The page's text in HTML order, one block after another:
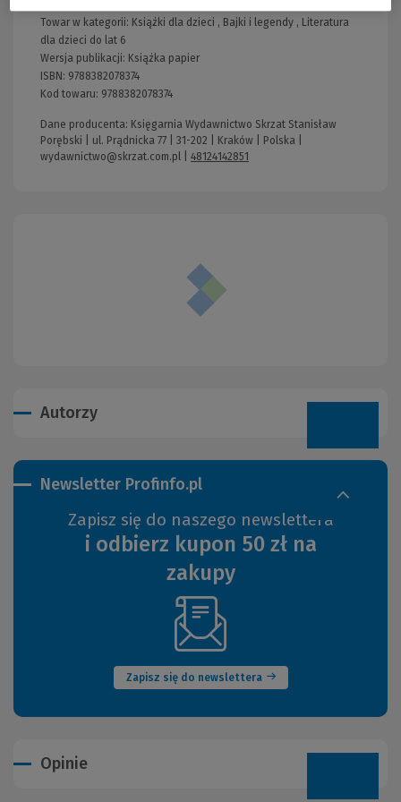
Towar w kategorii: Książki dla dzieci , Bajki i legendy , Literatura
dla dzieci do lat 6
Wersja publikacji: Książka papier
ISBN: 9788382078374
Kod towaru: 9788382078374
Dane producenta: Księgarnia Wydawnictwo Skrzat Stanisław
Porębski | ul. Prądnicka 77 | 31-202 | Kraków | Polska |
wydawnictwo@skrzat.com.pl
48124142851
Autorzy
Newsletter Profinfo.pl
Zapisz się do naszego newslettera
i odbierz kupon 50 zł na
zakupy
Zapisz się do newslettera
(Nowe
okno)
Opinie